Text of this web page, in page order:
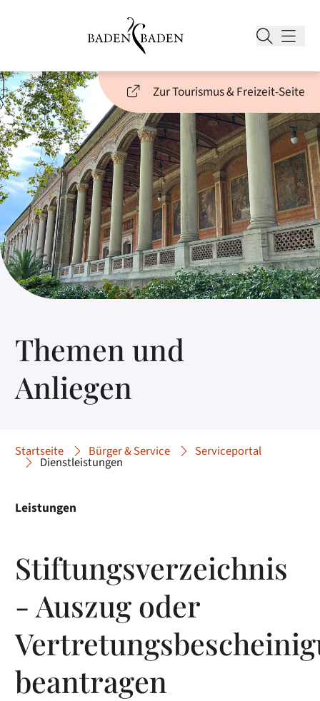
Zur Tourismus & Freizeit-Seite
Themen und
Anliegen
Startseite Bürger & Service Serviceportal
Dienstleistungen
Leistungen
Stiftungsverzeichnis
- Auszug oder
beantragen